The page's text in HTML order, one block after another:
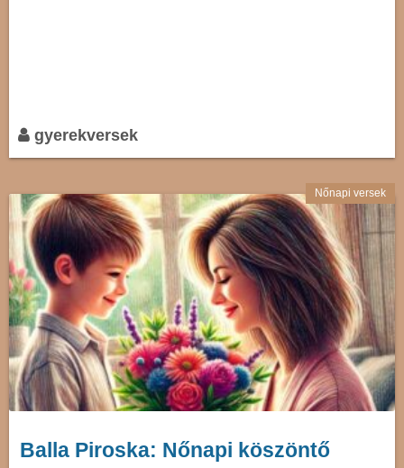
gyerekversek
Nőnapi versek
Balla Piroska: Nőnapi köszöntő